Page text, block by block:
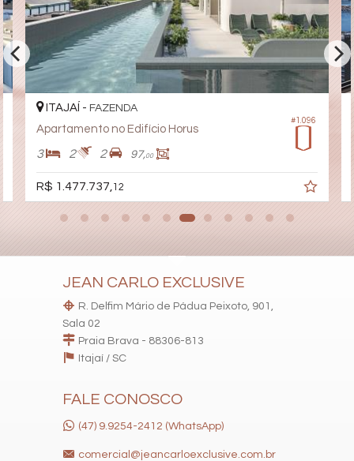
#1.096
ITAJAÍ - FAZENDA
Apartamento no Edifício Horus
3 2 2 97,00
R$ 1.477.737, 12
JEAN CARLO EXCLUSIVE
R. Delfim Mário de Pádua Peixoto, 901,
Sala 02
Praia Brava - 88306-813
Itajaí / SC
FALE CONOSCO
(47) 9.9254-2412 (WhatsApp)
comercial@jeancarloexclusive.com.br